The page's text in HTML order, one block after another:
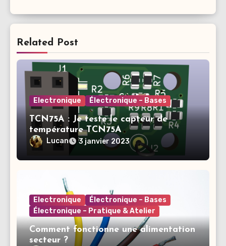
Related Post
Electronique Électronique – Bases
TCN75A : Je teste le capteur de
température TCN75A
Lucan 3 janvier 2023
Electronique
Électronique – Bases
Électronique – Pratique & Atelier
Comment fonctionne une alimentation
secteur ?